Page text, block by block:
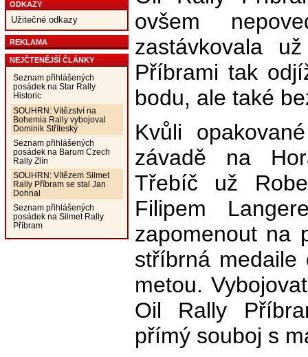
ODKAZY
Užitečné odkazy
REKLAMA
NEJČTENĚJŠÍ ČLÁNKY
Seznam přihlášených
posádek na Star Rally
Historic
SOUHRN: Vítězství na
Bohemia Rally vybojoval
Dominik Stříteský
Seznam přihlášených
posádek na Barum Czech
Rally Zlín
SOUHRN: Vítězem Silmet
Rally Příbram se stal Jan
Dohnal
Seznam přihlášených
posádek na Silmet Rally
Příbram
ovšem
zastávkovala
Příbrami tak
bodu, ale také
Kvůli
závadě na
Třebíč už
Filipem
zapomenout na
stříbrná medaile
metou.
Oil Rally
přímý souboj s